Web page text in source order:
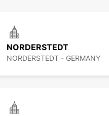
NORDERSTEDT
NORDERSTEDT - GERMANY